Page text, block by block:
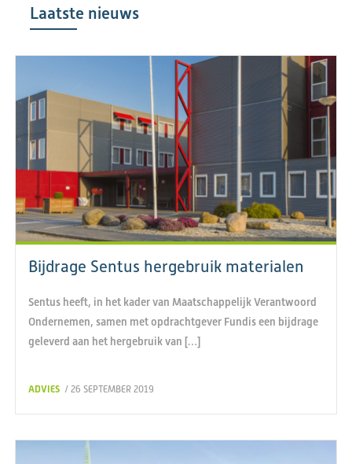
Laatste nieuws
Bijdrage Sentus hergebruik materialen
Sentus heeft, in het kader van Maatschappelijk Verantwoord
Ondernemen, samen met opdrachtgever Fundis een bijdrage
geleverd aan het hergebruik van […]
ADVIES / 26 SEPTEMBER 2019